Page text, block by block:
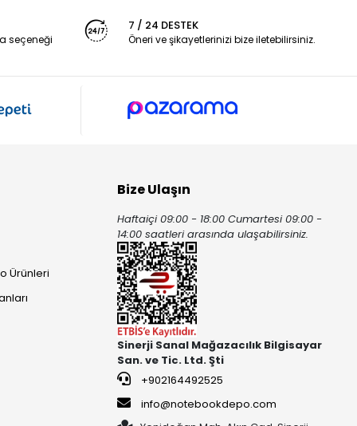
seçeneği
7 / 24 DESTEK
Öneri ve şikayetlerinizi bize iletebilirsiniz.
Ürünleri
Bize Ulaşın
Haftaiçi 09:00 - 18:00 Cumartesi 09:00 -
14:00 saatleri arasında ulaşabilirsiniz.
Sinerji Sanal Mağazacılık Bilgisayar
San. ve Tic. Ltd. Şti
+902164492525
info@notebookdepo.com